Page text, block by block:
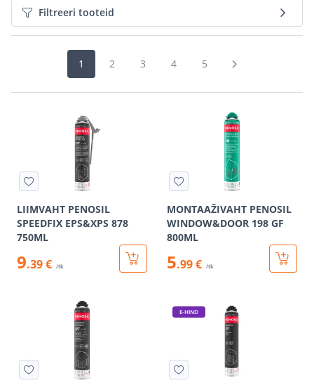
Filtreeri tooteid
1 2 3 4 5
LIIMVAHT PENOSIL
SPEEDFIX EPS&XPS 878
750ML
9.39 € /tk
MONTAAŽIVAHT PENOSIL
WINDOW&DOOR 198 GF
800ML
5.99 € /tk
E-HIND